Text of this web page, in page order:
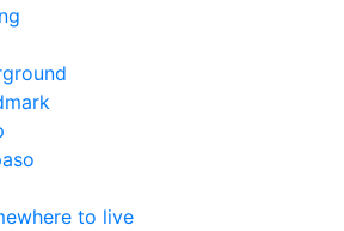
to live